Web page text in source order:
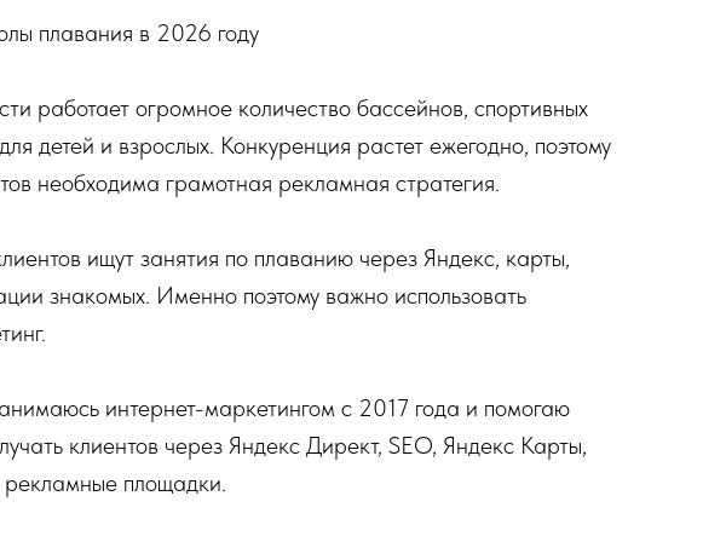
плавания в 2026 году
работает огромное количество бассейнов, спортивных
детей и взрослых. Конкуренция растет ежегодно, поэтому
необходима грамотная рекламная стратегия.
ищут занятия по плаванию через Яндекс, карты,
знакомых. Именно поэтому важно использовать
интернет-маркетингом с 2017 года и помогаю
клиентов через Яндекс Директ, SEO, Яндекс Карты,
рекламные площадки.